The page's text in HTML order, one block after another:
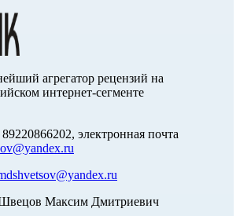
агрегатор рецензий на
интернет-сегменте
электронная почта
Максим Дмитриевич